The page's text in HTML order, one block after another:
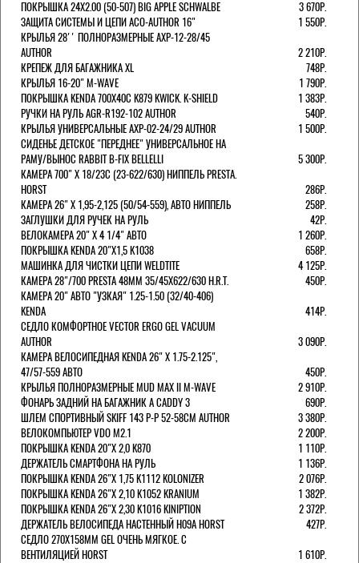
ПОКРЫШКА 24X2.00 (50-507) BIG APPLE SCHWALBE
3 670Р.
ЗАЩИТА СИСТЕМЫ И ЦЕПИ ACO-AUTHOR 16"
1 550Р.
КРЫЛЬЯ 28'' ПОЛНОРАЗМЕРНЫЕ AXP-12-28/45
AUTHOR
2 210Р.
КРЕПЕЖ ДЛЯ БАГАЖНИКА XL
748Р.
КРЫЛЬЯ 16-20" M-WAVE
1 790Р.
ПОКРЫШКА KENDA 700Х40С K879 KWICK. K-SHIELD
1 383Р.
РУЧКИ НА РУЛЬ AGR-R192-102 AUTHOR
540Р.
КРЫЛЬЯ УНИВЕРСАЛЬНЫЕ AXP-02-24/29 AUTHOR
1 500Р.
СИДЕНЬЕ ДЕТСКОЕ "ПЕРЕДНЕЕ" УНИВЕРСАЛЬНОЕ НА
РАМУ/ВЫНОС RABBIT B-FIX BELLELLI
5 300Р.
КАМЕРА 700" Х 18/23C (23-622/630) НИППЕЛЬ PRESTA.
HORST
286Р.
КАМЕРА 26" X 1,95-2,125 (50/54-559), АВТО НИППЕЛЬ
258Р.
ЗАГЛУШКИ ДЛЯ РУЧЕК НА РУЛЬ
42Р.
ВЕЛОКАМЕРА 20" Х 4 1/4" АВТО
1 260Р.
ПОКРЫШКА KENDA 20"Х1,5 K1038
658Р.
МАШИНКА ДЛЯ ЧИСТКИ ЦЕПИ WELDTITE
4 125Р.
КАМЕРА 28"/700 PRESTA 48ММ 35/45Х622/630 H.R.T.
450Р.
КАМЕРА 20" АВТО "УЗКАЯ" 1.25-1.50 (32/40-406)
KENDA
414Р.
СЕДЛО КОМФОРТНОЕ VECTOR ERGO GEL VACUUM
AUTHOR
3 090Р.
КАМЕРА ВЕЛОСИПЕДНАЯ KENDA 26" Х 1.75-2.125",
47/57-559 АВТО
450Р.
КРЫЛЬЯ ПОЛНОРАЗМЕРНЫЕ MUD MAX II M-WAVE
2 910Р.
ФОНАРЬ ЗАДНИЙ НА БАГАЖНИК A CADDY 3
690Р.
ШЛЕМ СПОРТИВНЫЙ SKIFF 143 Р-Р 52-58СМ AUTHOR
3 380Р.
ВЕЛОКОМПЬЮТЕР VDO M2.1
2 200Р.
ПОКРЫШКА KENDA 20"Х 2,0 K870
1 110Р.
ДЕРЖАТЕЛЬ СМАРТФОНА НА РУЛЬ
1 136Р.
ПОКРЫШКА KENDA 26"Х 1,75 K1112 KOLONIZER
2 076Р.
ПОКРЫШКА KENDA 26"Х 2,10 K1052 KRANIUM
1 382Р.
ПОКРЫШКА KENDA 26"Х 2,30 K1016 KINIPTION
2 372Р.
ДЕРЖАТЕЛЬ ВЕЛОСИПЕДА НАСТЕННЫЙ H09A HORST
427Р.
СЕДЛО 270Х158ММ GEL ОЧЕНЬ МЯГКОЕ. С
ВЕНТИЛЯЦИЕЙ HORST
1 610Р.